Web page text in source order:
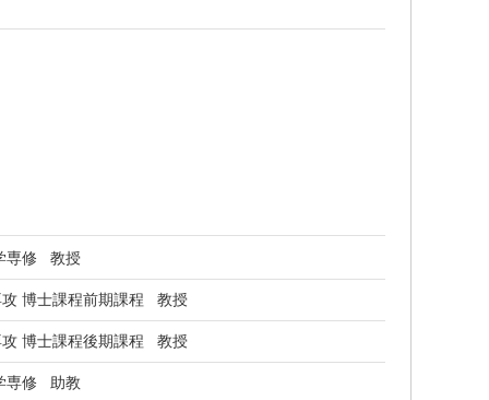
専修 教授
博士課程前期課程 教授
博士課程後期課程 教授
専修 助教